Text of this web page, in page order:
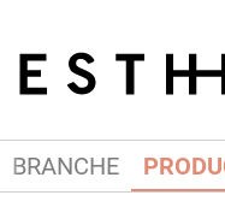
BRANCHE